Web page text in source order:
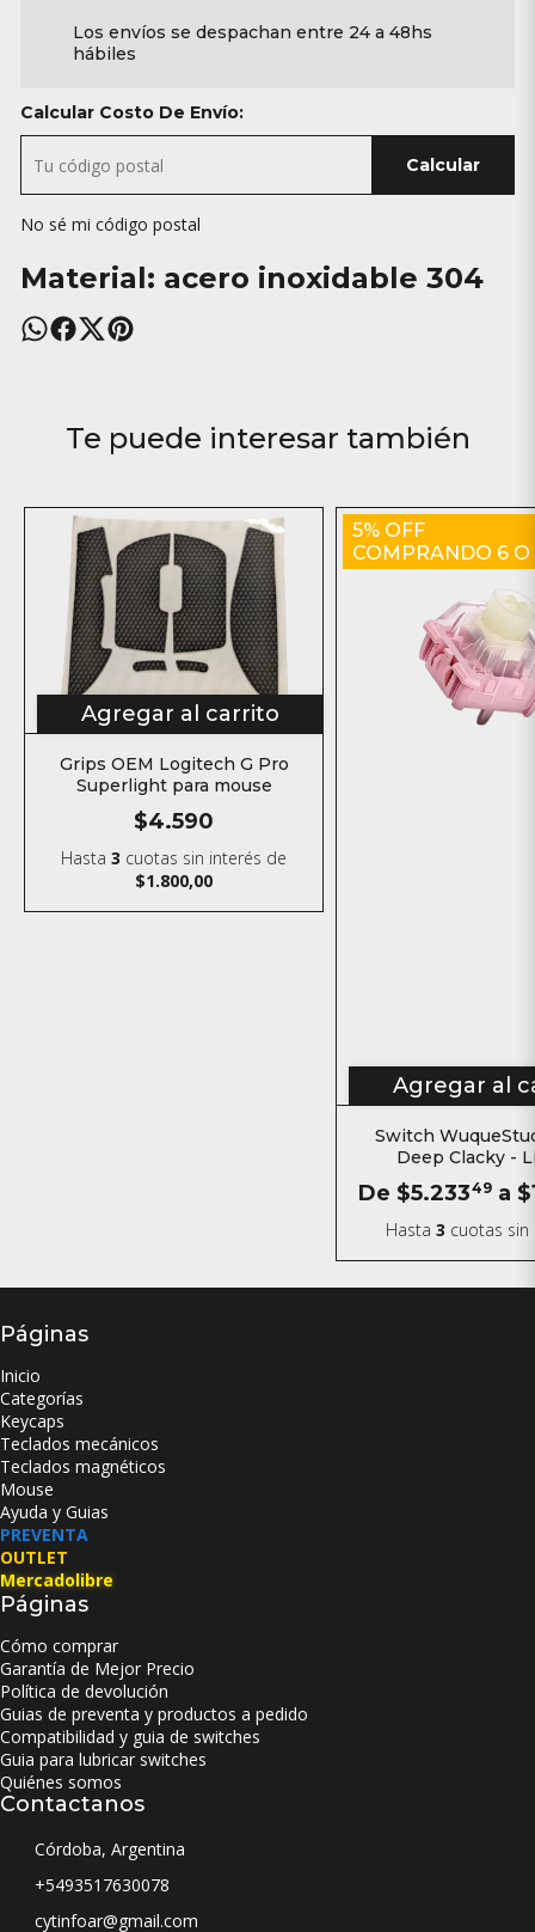
Los envíos se despachan entre 24 a 48hs
hábiles
Calcular Costo De Envío:
Calcular
No sé mi código postal
Material: acero inoxidable 304
Te puede interesar también
Agregar al carrito
Grips OEM Logitech G Pro
Superlight para mouse
$4.590
Hasta3 cuotas sin interés de
$1.800,00
5% OFF
COMPRANDO 6 O
Agregar al
Switch
Deep Clacky -
Magnético
De $5.23349 a
Hasta 3 cuotas sin
Páginas
Inicio
Categorías
Keycaps
Teclados mecánicos
Teclados magnéticos
Mouse
Ayuda y Guias
PREVENTA
OUTLET
Mercadolibre
Páginas
Cómo comprar
Garantía de Mejor Precio
Política de devolución
Guias de preventa y productos a pedido
Compatibilidad y guia de switches
Guia para lubricar switches
Quiénes somos
Contactanos
Córdoba, Argentina
+5493517630078
cytinfoar@gmail.com